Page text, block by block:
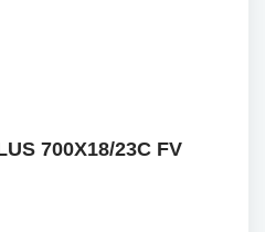
700X18/23C FV